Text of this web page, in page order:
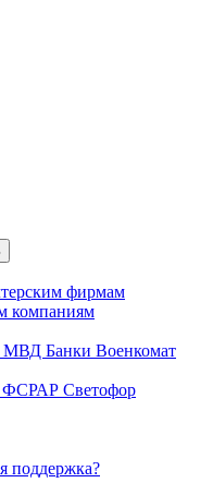
фирмам
компаниям
МВД Банки Военкомат
ФСРАР Светофор
поддержка?